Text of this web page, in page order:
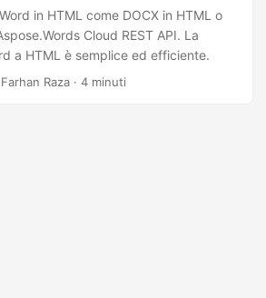
in HTML come DOCX in HTML o
Cloud REST API. La
a HTML è semplice ed efficiente.
Farhan Raza · 4 minuti